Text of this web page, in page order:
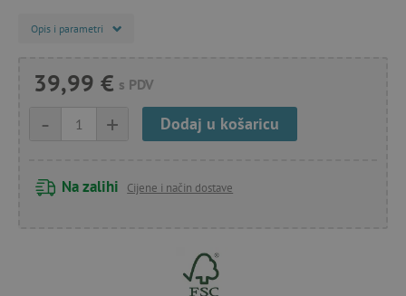
Opis i parametri
39,99 € s PDV
+
- Dodaj u košaricu
Na zalihi Cijene i način dostave